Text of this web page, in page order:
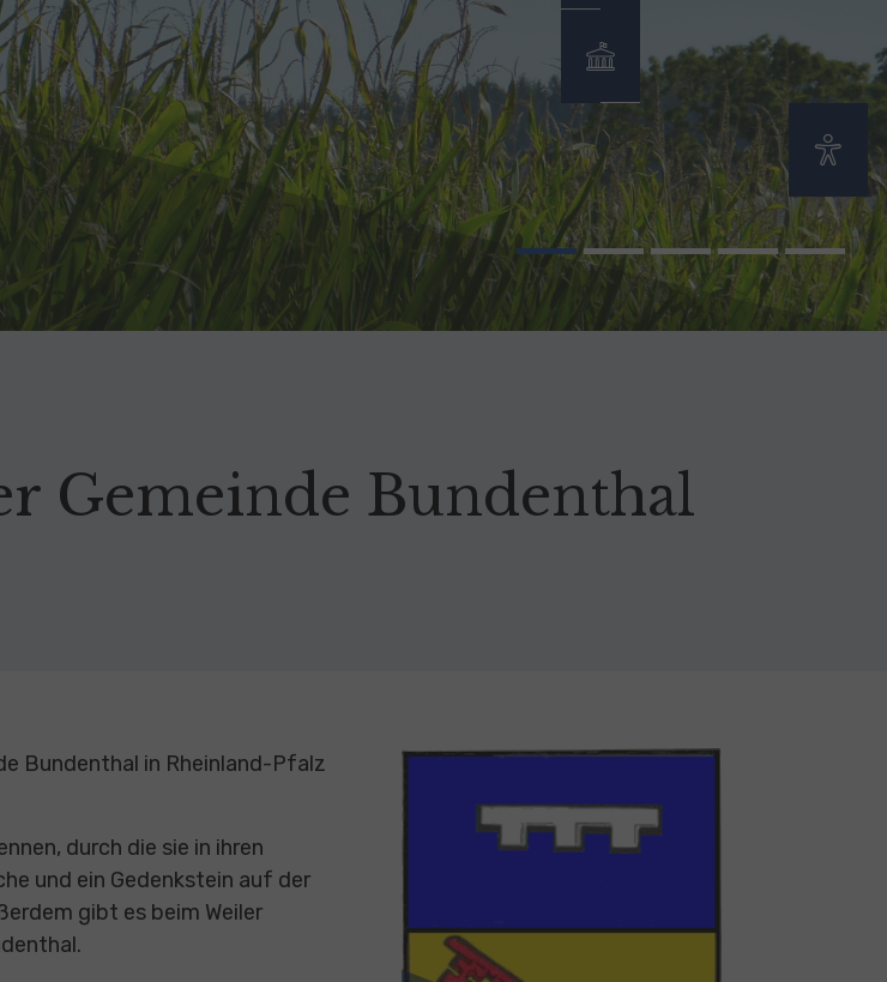
test Neu
Gemeinde Bundenthal
Bundenthal in Rheinland-Pfalz
durch die sie in ihren
und ein Gedenkstein auf der
gibt es beim Weiler